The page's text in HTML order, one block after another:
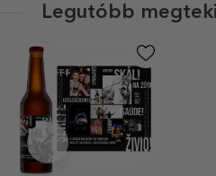
Legutóbb